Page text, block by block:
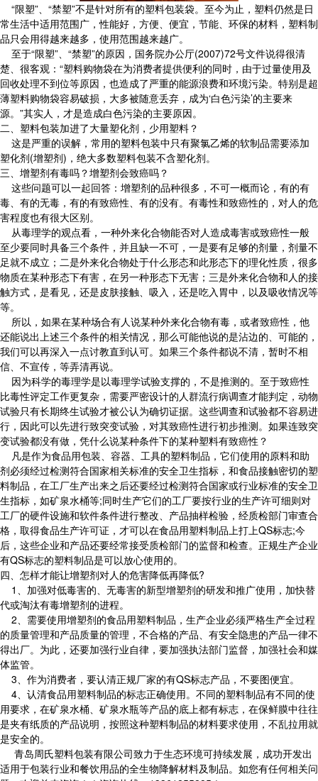
“限塑”、“禁塑”不是针对所有的塑料包装袋。至今为止，塑料仍然是日
常生活中适用范围广，性能好，方便、便宜，节能、环保的材料，塑料制
品只会用得越来越多，使用范围越来越广。
至于“限塑”、“禁塑”的原因，国务院办公厅(2007)72号文件说得很清
楚、很客观：“塑料购物袋在为消费者提供便利的同时，由于过量使用及
回收处理不到位等原因，也造成了严重的能源浪费和环境污染。特别是超
薄塑料购物袋容易破损，大多被随意丢弃，成为‘白色污染’的主要来
源。”其实人，才是造成白色污染的主要原因。
二、塑料包装加进了大量塑化剂，少用塑料？
这是严重的误解，常用的塑料包装中只有聚氯乙烯的软制品需要添加
塑化剂(增塑剂)，绝大多数塑料包装不含塑化剂。
三、增塑剂有毒吗？增塑剂会致癌吗？
这些问题可以一起回答：增塑剂的品种很多，不可一概而论，有的有
毒、有的无毒，有的有致癌性、有的没有。有毒性和致癌性的，对人的危
害程度也有很大区别。
从毒理学的观点看，一种外来化合物能否对人造成毒害或致癌性一般
至少要同时具备三个条件，并且缺一不可，一是要有足够的剂量，剂量不
足就不成立；二是外来化合物处于什么形态和此形态下的理化性质，很多
物质在某种形态下有害，在另一种形态下无害；三是外来化合物和人的接
触方式，是看见，还是皮肤接触、吸入，还是吃入胃中，以及吸收情况等
等。
所以，如果在某种场合有人说某种外来化合物有毒，或者致癌性，他
还能说出上述三个条件的相关情况，那么可能他说的是沾边的、可能的，
我们可以再深入一点讨教直到认可。如果三个条件都说不清，暂时不相
信、不宣传，等弄清再说。
因为科学的毒理学是以毒理学试验支撑的，不是推测的。至于致癌性
比毒性评定工作更复杂，需要严密设计的人群流行病调查才能判定，动物
试验只有长期终生试验才被公认为确切证据。这些调查和试验都不容易进
行，因此可以先进行致突变试验，对其致癌性进行初步推测。如果连致突
变试验都没有做，凭什么说某种条件下的某种塑料有致癌性？
凡是作为食品用包装、容器、工具的塑料制品，它们使用的原料和助
剂必须经过检测符合国家相关标准的安全卫生指标，和食品接触密切的塑
料制品，在工厂生产出来之后还要经过检测符合国家或行业标准的安全卫
生指标，如矿泉水桶等;同时生产它们的工厂要按行业的生产许可细则对
工厂的硬件设施和软件条件进行整改、产品抽样检验，经质检部门审查合
格，取得食品生产许可证，才可以在食品用塑料制品上打上QS标志;今
后，这些企业和产品还要经常接受质检部门的监督和检查。正规生产企业
有QS标志的塑料制品是可以放心使用的。
四、怎样才能让增塑剂对人的危害降低再降低?
1、加强对低毒害的、无毒害的新型增塑剂的研发和推广使用，加快替
代或淘汰有毒增塑剂的进程。
2、需要使用增塑剂的食品用塑料制品，生产企业必须严格生产全过程
的质量管理和产品质量的管理，不合格的产品、有安全隐患的产品一律不
得出厂。为此，还要加强行业自律，要加强执法部门监督，加强社会和媒
体监管。
3、作为消费者，要认清正规厂家的有QS标志产品，不要图便宜。
4、认清食品用塑料制品的标志正确使用。不同的塑料制品有不同的使
用要求，在矿泉水桶、矿泉水瓶等产品的底上都有标志，在保鲜膜中往往
是夹有纸质的产品说明，按照这种塑料制品的材料要求使用，不乱拉用就
是安全的。
青岛周氏塑料包装有限公司致力于生态环境可持续发展，成功开发出
适用于包装行业和餐饮用品的全生物降解材料及制品。如您有任何相关问